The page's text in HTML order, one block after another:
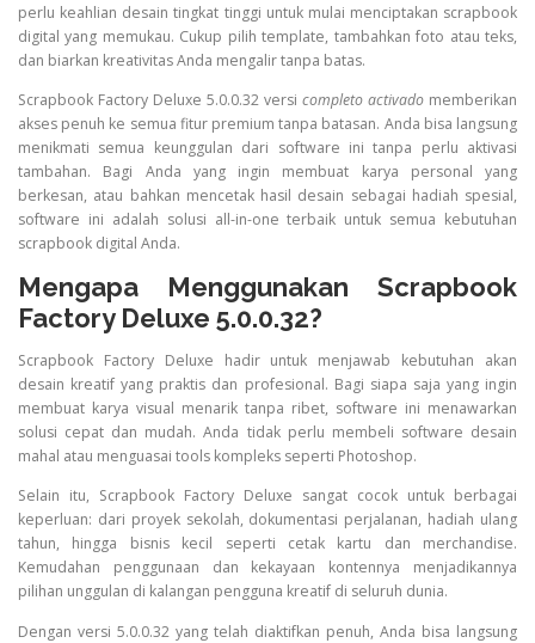
perlu keahlian desain tingkat tinggi untuk mulai menciptakan scrapbook
digital yang memukau. Cukup pilih template, tambahkan foto atau teks,
dan biarkan kreativitas Anda mengalir tanpa batas.
Scrapbook Factory Deluxe 5.0.0.32 versi completo activado memberikan
akses penuh ke semua fitur premium tanpa batasan. Anda bisa langsung
menikmati semua keunggulan dari software ini tanpa perlu aktivasi
tambahan. Bagi Anda yang ingin membuat karya personal yang
berkesan, atau bahkan mencetak hasil desain sebagai hadiah spesial,
software ini adalah solusi all-in-one terbaik untuk semua kebutuhan
scrapbook digital Anda.
Mengapa Menggunakan Scrapbook
Factory Deluxe 5.0.0.32?
Scrapbook Factory Deluxe hadir untuk menjawab kebutuhan akan
desain kreatif yang praktis dan profesional. Bagi siapa saja yang ingin
membuat karya visual menarik tanpa ribet, software ini menawarkan
solusi cepat dan mudah. Anda tidak perlu membeli software desain
mahal atau menguasai tools kompleks seperti Photoshop.
Selain itu, Scrapbook Factory Deluxe sangat cocok untuk berbagai
keperluan: dari proyek sekolah, dokumentasi perjalanan, hadiah ulang
tahun, hingga bisnis kecil seperti cetak kartu dan merchandise.
Kemudahan penggunaan dan kekayaan kontennya menjadikannya
pilihan unggulan di kalangan pengguna kreatif di seluruh dunia.
Dengan versi 5.0.0.32 yang telah diaktifkan penuh, Anda bisa langsung